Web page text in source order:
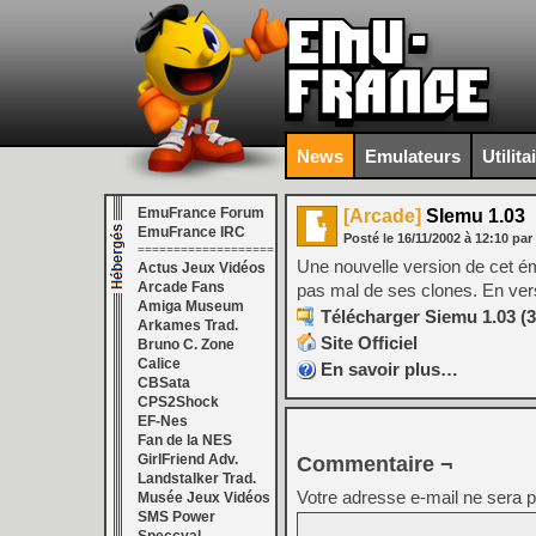
News Emulateurs
EmuFrance Forum
EmuFrance IRC
===================
Actus Jeux Vidéos
Arcade Fans
Amiga Museum
Arkames Trad.
Bruno C. Zone
Calice
CBSata
CPS2Shock
EF-Nes
Fan de la NES
GirlFriend Adv.
Landstalker Trad.
Musée Jeux Vidéos
SMS Power
[Arcade] SIemu 1.03
Posté le 16/11/2002 à 12:10 par
Une nouvelle version de cet
pas mal de ses clones. En
Télécharger Siemu 1.03
Site Officiel
En savoir plus…
Commentaire ¬
Votre adresse e-mail ne sera